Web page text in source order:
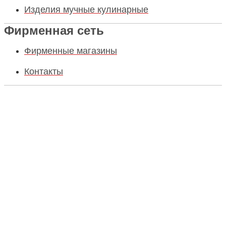
Изделия мучные кулинарные
Фирменная сеть
Фирменные магазины
Контакты